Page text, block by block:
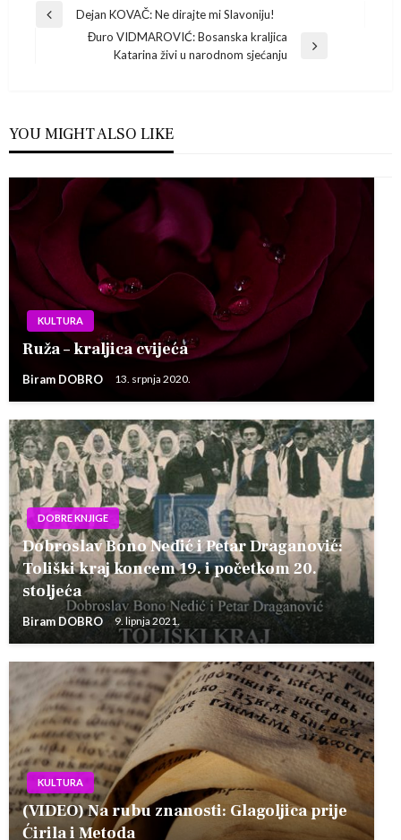
Navigacija
Previous
Dejan KOVAČ: Ne dirajte mi Slavoniju!
Đuro VIDMAROVIĆ: Bosanska kraljica
Katarina živi u narodnom sjećanju
YOU MIGHT ALSO LIKE
KULTURA
Ruža – kraljica cvijeća
Biram DOBRO 13. srpnja 2020.
DOBRE KNJIGE
Dobroslav Bono Nedić i Petar Draganović:
Toliški kraj koncem 19. i početkom 20.
stoljeća
Biram DOBRO 9. lipnja 2021.
KULTURA
(VIDEO) Na rubu znanosti: Glagoljica prije
Ćirila i Metoda